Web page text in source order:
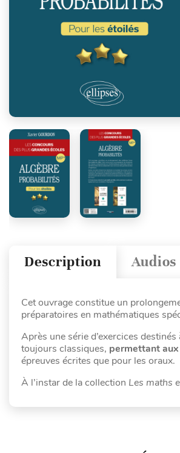
Audios
Description
Cet ouvrage constitue un
préparatoires en mathématiques
Après une série d’exercices
toujours classiques, permettant
épreuves écrites que pour les oraux.
À l’instar de la collection Les maths